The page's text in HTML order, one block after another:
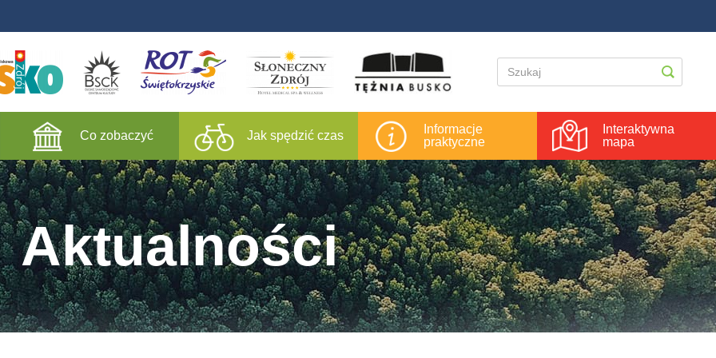
Co zobaczyć Jak spędzić czas
Informacje
praktyczne
Interaktywna
mapa
Aktualności